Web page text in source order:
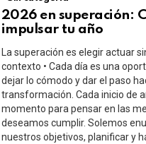
2026 en superación:
impulsar tu año
La superación es elegir actuar
contexto • Cada día es una
dejar lo cómodo y dar el paso
transformación. Cada inicio de
momento para pensar en las
deseamos cumplir. Solemos
nuestros objetivos, planificar y